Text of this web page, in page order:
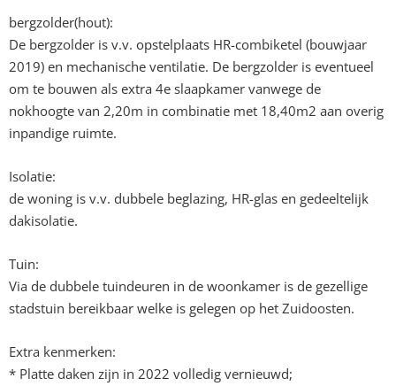
bergzolder(hout):
De bergzolder is v.v. opstelplaats HR-combiketel (bouwjaar
2019) en mechanische ventilatie. De bergzolder is eventueel
om te bouwen als extra 4e slaapkamer vanwege de
nokhoogte van 2,20m in combinatie met 18,40m2 aan overig
inpandige ruimte.
Isolatie:
de woning is v.v. dubbele beglazing, HR-glas en gedeeltelijk
dakisolatie.
Tuin:
Via de dubbele tuindeuren in de woonkamer is de gezellige
stadstuin bereikbaar welke is gelegen op het Zuidoosten.
Extra kenmerken:
* Platte daken zijn in 2022 volledig vernieuwd;